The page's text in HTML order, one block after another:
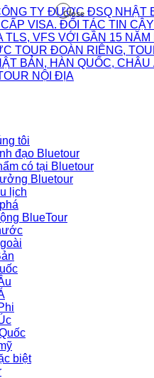
TY ĐƯỢC ĐSQ NHẬT
VISA. ĐỐI TÁC TIN
TLS, VFS VỚI GẦN 15 NĂM
TOUR ĐOÀN RIÊNG,
BẢN, HÀN QUỐC, CHÂU
NỘI ĐỊA
tôi
đạo Bluetour
có tại Bluetour
Bluetour
lịch
BlueTour
biệt
Close